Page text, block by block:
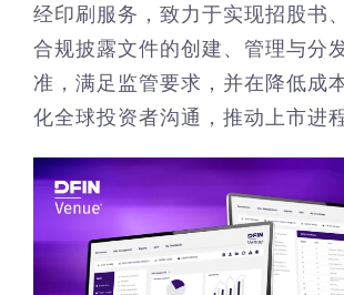
经印刷服务，致力于实现招股书
合规披露文件的创建、管理与分
准，满足监管要求，并在降低成
化全球投资者沟通，推动上市进程